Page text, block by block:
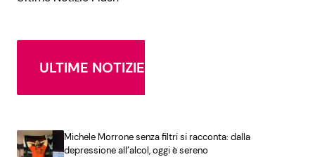
ULTIME NOTIZIE
Michele Morrone senza filtri si racconta: dalla
depressione all’alcol, oggi è sereno